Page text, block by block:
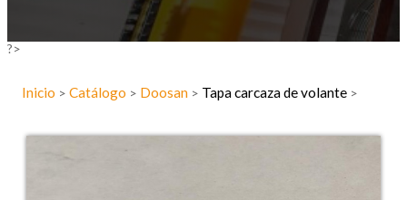
?>
Inicio > Catálogo > Doosan > Tapa carcaza de volante >